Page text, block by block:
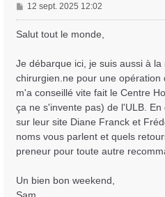
M
e
s
g
e
12 sept. 2025 12:02
Salut tout le monde,
Je débarque ici, je suis aussi à
chirurgien.ne pour une opération
m'a conseillé vite fait le Centre
ça ne s'invente pas) de l'ULB.
sur leur site Diane Franck et
noms vous parlent et quels
preneur pour toute autre
Un bien bon weekend,